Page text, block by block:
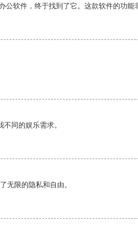
公软件，终于找到了它。这款软件的功
同的娱乐需求。
无限的隐私和自由。